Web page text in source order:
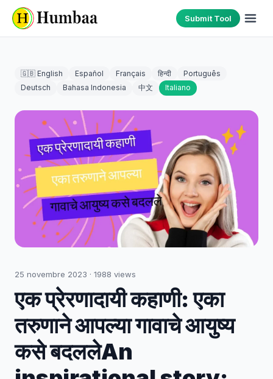
Submit Tool
🇬🇧 English Español Français हिन्दी
Português
Deutsch
Bahasa Indonesia 中文 Italiano
25 novembre 2023 · 1988 views
एक प्रेरणादायी कहाणी: एका
तरुणाने आपल्या गावाचे आयुष्य
कसे बदललेAn